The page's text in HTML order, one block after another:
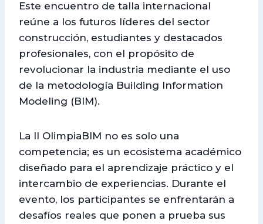
Este encuentro de talla internacional
reúne a los futuros líderes del sector
construcción, estudiantes y destacados
profesionales, con el propósito de
revolucionar la industria mediante el uso
de la metodología Building Information
Modeling (BIM).
La II OlimpiaBIM no es solo una
competencia; es un ecosistema académico
diseñado para el aprendizaje práctico y el
intercambio de experiencias. Durante el
evento, los participantes se enfrentarán a
desafíos reales que ponen a prueba sus